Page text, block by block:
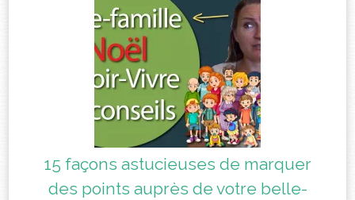
15 façons astucieuses de marquer
des points auprès de votre belle-